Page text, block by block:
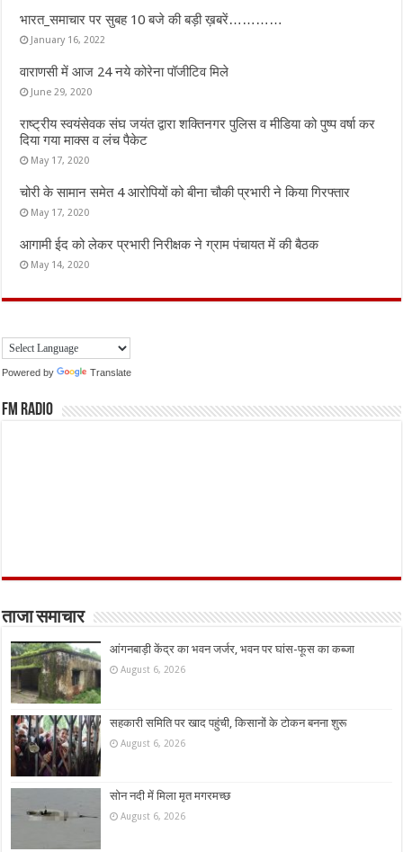
भारत_समाचार पर सुबह 10 बजे की बड़ी ख़बरें…………
January 16, 2022
वाराणसी में आज 24 नये कोरेना पॉजीटिव मिले
June 29, 2020
राष्ट्रीय स्वयंसेवक संघ जयंत द्वारा शक्तिनगर पुलिस व मीडिया को पुष्प वर्षा कर
दिया गया माक्स व लंच पैकेट
May 17, 2020
चोरी के सामान समेत 4 आरोपियों को बीना चौकी प्रभारी ने किया गिरफ्तार
May 17, 2020
आगामी ईद को लेकर प्रभारी निरीक्षक ने ग्राम पंचायत में की बैठक
May 14, 2020
Powered by Translate
FM Radio
ताजा समाचार
आंगनबाड़ी केंद्र का भवन जर्जर, भवन पर घांस-फूस का कब्जा
August 6, 2026
सहकारी समिति पर खाद पहुंची, किसानों के टोकन बनना शुरू
August 6, 2026
सोन नदी में मिला मृत मगरमच्छ
August 6, 2026